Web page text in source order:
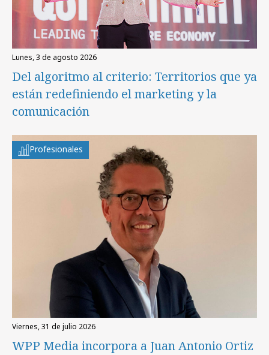
lunes, 3 de agosto 2026
Del algoritmo al criterio: Territorios que ya
están redefiniendo el marketing y la
comunicación
Profesionales
viernes, 31 de julio 2026
WPP Media incorpora a Juan Antonio Ortiz